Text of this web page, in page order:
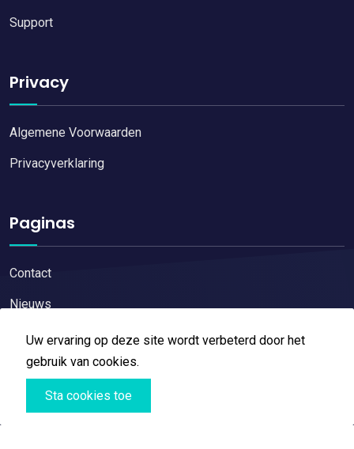
Uw ervaring op deze site wordt verbeterd door het
gebruik van cookies.
Sta cookies toe
Support
Privacy
Algemene Voorwaarden
Privacyverklaring
Paginas
Contact
Nieuws
Copyright © 2026Restaurant reviews